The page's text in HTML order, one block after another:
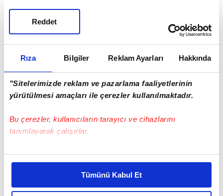
Rıza Bilgiler Reklam Ayarları Hakkında
"Sitelerimizde reklam ve pazarlama faaliyetlerinin
yürütülmesi amaçları ile çerezler kullanılmaktadır.
Bu çerezler, kullanıcıların tarayıcı ve cihazlarını
tanımlayarak çalışırlar.
Bu çerezlere izin vermeniz halinde sizlere özel
daha iyi reklam deneyimi yaşatabiliriz. Bunu yaparken
amacımızın size daha iyi bir reklam deneyimi sunmak
Tümünü Kabul Et
Reddet
Stoper - Diego Reyes